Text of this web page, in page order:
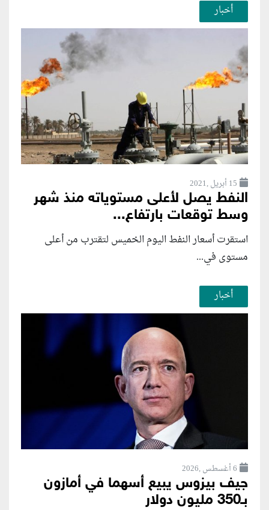
أخبار
15 أبريل ,2021
النفط يصل لأعلى مستوياته منذ شهر
وسط توقعات بارتفاع...
استقرت أسعار النفط اليوم الخميس لتقترب من أعلى
مستوى في...
أخبار
6 أغسطس ,2026
جيف بيزوس يبيع أسهما في أمازون
بـ350 مليون دولار